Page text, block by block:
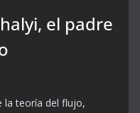
el padre
la teoría del flujo,